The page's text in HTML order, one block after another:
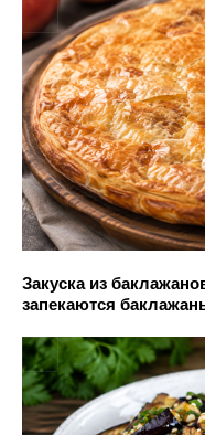
Закуска из
запекаются